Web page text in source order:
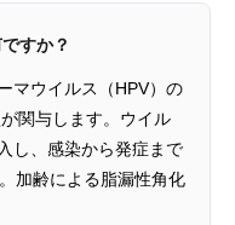
すか？
マウイルス（HPV）の
関与します。ウイル
し、感染から発症まで
加齢による脂漏性角化